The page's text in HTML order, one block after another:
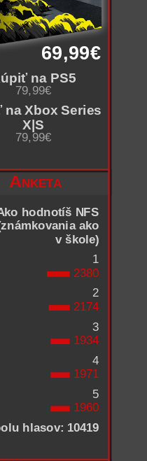
69,99€
na PS5
79,99€
na Xbox Series
X|S
79,99€
Anketa
hodnotíš NFS
ako
v škole)
1
2380
2
2174
3
1934
4
1971
5
1960
hlasov: 10419